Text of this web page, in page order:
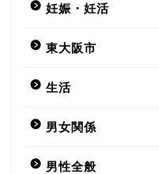
妊娠・妊活
東大阪市
生活
男女関係
男性全般